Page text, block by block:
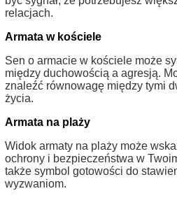
relacjach.
Armata w kościele
Sen o armacie w kościele może
między duchowością a agresją.
znaleźć równowagę między tymi
życia.
Armata na plaży
Widok armaty na plaży może
ochrony i bezpieczeństwa w
także symbol gotowości do
wyzwaniom.